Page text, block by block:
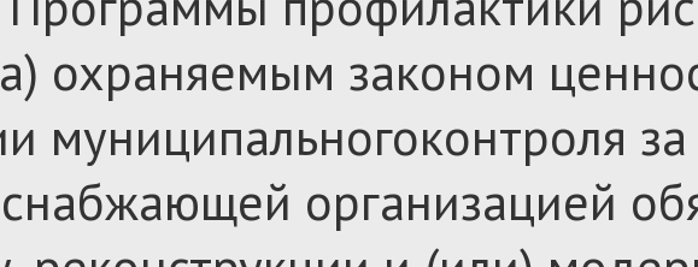
охраняемым законом
муниципальногоконтроля
организацией